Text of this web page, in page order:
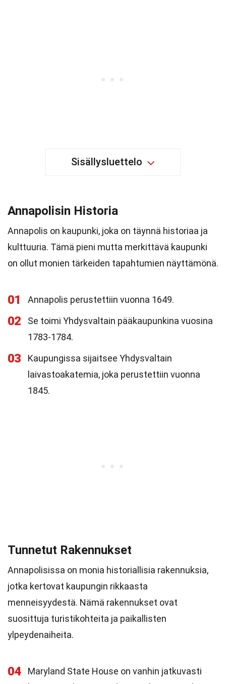
Sisällysluettelo
Annapolisin Historia
Annapolis on kaupunki, joka on täynnä historiaa ja
kulttuuria. Tämä pieni mutta merkittävä kaupunki
on ollut monien tärkeiden tapahtumien näyttämönä.
01 Annapolis perustettiin vuonna 1649.
02
Se toimi Yhdysvaltain pääkaupunkina vuosina
1783-1784.
03
Kaupungissa sijaitsee Yhdysvaltain
laivastoakatemia, joka perustettiin vuonna
1845.
Tunnetut Rakennukset
Annapolisissa on monia historiallisia rakennuksia,
jotka kertovat kaupungin rikkaasta
menneisyydestä. Nämä rakennukset ovat
suosittuja turistikohteita ja paikallisten
ylpeydenaiheita.
04
Maryland State House on vanhin jatkuvasti